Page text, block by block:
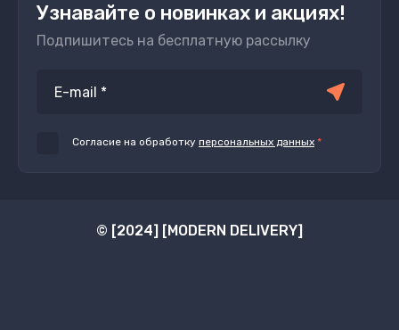
Узнавайте о новинках и акциях!
Подпишитесь на бесплатную рассылку
Согласие на обработку персональных данных *
© [2024] [MODERN DELIVERY]